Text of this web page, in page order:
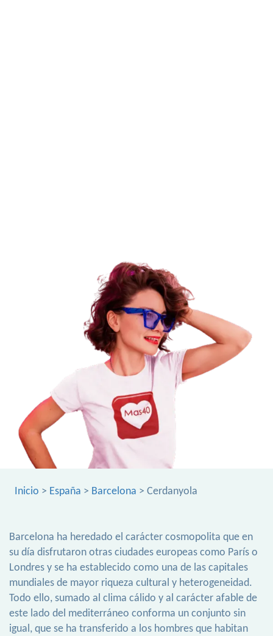
Inicio > España > Barcelona > Cerdanyola
Barcelona ha heredado el carácter cosmopolita que en
su día disfrutaron otras ciudades europeas como París o
Londres y se ha establecido como una de las capitales
mundiales de mayor riqueza cultural y heterogeneidad.
Todo ello, sumado al clima cálido y al carácter afable de
este lado del mediterráneo conforma un conjunto sin
igual, que se ha transferido a los hombres que habitan